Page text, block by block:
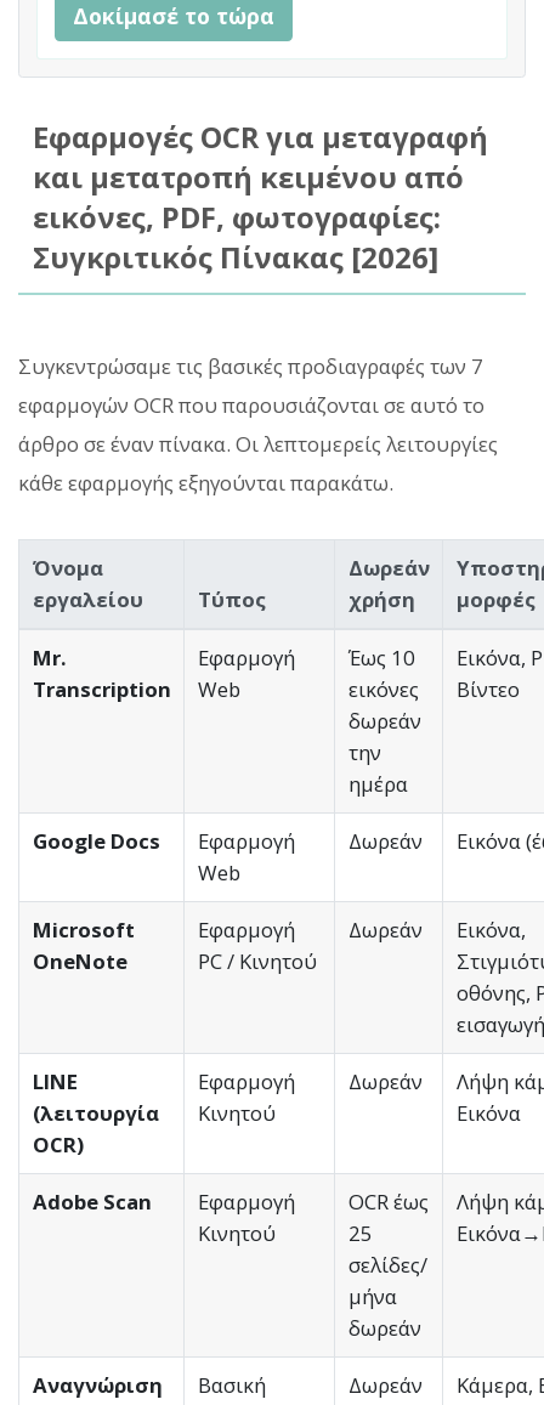
Δοκίμασέ το τώρα
Εφαρμογές OCR για μεταγραφή
και μετατροπή κειμένου από
εικόνες, PDF, φωτογραφίες:
Συγκριτικός Πίνακας [2026]
Συγκεντρώσαμε τις βασικές προδιαγραφές των 7
εφαρμογών OCR που παρουσιάζονται σε αυτό το
άρθρο σε έναν πίνακα. Οι λεπτομερείς λειτουργίες
κάθε εφαρμογής εξηγούνται παρακάτω.
Όνομα
εργαλείου
Τύπος
Δωρεάν
χρήση
μορφές
Mr.
Transcription
Εφαρμογή
Web
Έως 10
εικόνες
δωρεάν
την
ημέρα
Εικόνα,
Βίντεο
Google Docs
Εφαρμογή
Web
Δωρεάν Εικόνα
Microsoft
OneNote
Εφαρμογή
PC / Κινητού
Δωρεάν
Εικόνα,
οθόνης,
LINE
(λειτουργία
OCR)
Εφαρμογή
Κινητού
Δωρεάν
Λήψη
Εικόνα
Adobe Scan
Εφαρμογή
Κινητού
OCR έως
25
σελίδες/
μήνα
δωρεάν
Λήψη
Αναγνώριση
Βασική
Δωρεάν
Κάμερα,